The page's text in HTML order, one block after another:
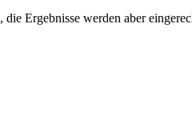
Ergebnisse werden aber